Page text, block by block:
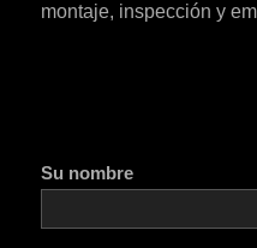
montaje, inspección y
Su nombre